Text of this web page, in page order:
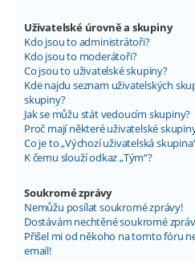
Uživatelské úrovně a skupiny
Kdo jsou to administrátoři?
Kdo jsou to moderátoři?
Co jsou to uživatelské skupiny?
Kde najdu seznam uživatelských
skupiny?
Jak se můžu stát vedoucím skupiny?
Proč mají některé uživatelské
Co je to „Výchozí uživatelská
K čemu slouží odkaz „Tým“?
Soukromé zprávy
Nemůžu posílat soukromé zprávy!
Dostávám nechtěné soukromé
Přišel mi od někoho na tomto fóru
email!